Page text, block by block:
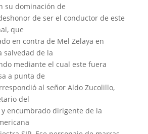
su dominación de
de ser el conductor de este
que
en contra de Mel Zelaya en
salvedad de la
mediante el cual este fuera
a punta de
al señor Aldo Zucolillo,
del
y encumbrado dirigente de la